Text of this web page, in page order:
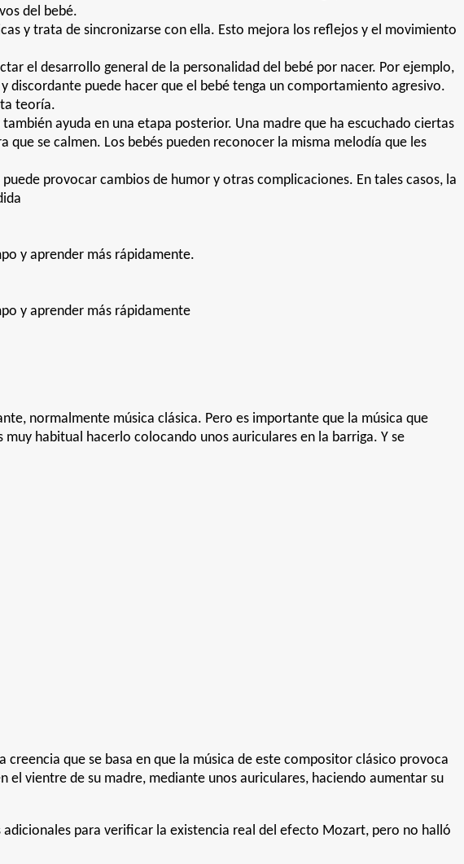
del bebé.
y trata de sincronizarse con ella. Esto mejora los reflejos y el movimiento
el desarrollo general de la personalidad del bebé por nacer. Por ejemplo,
discordante puede hacer que el bebé tenga un comportamiento agresivo.
teoría.
ayuda en una etapa posterior. Una madre que ha escuchado ciertas
se calmen. Los bebés pueden reconocer la misma melodía que les
provocar cambios de humor y otras complicaciones. En tales casos, la
y aprender más rápidamente.
y aprender más rápidamente
normalmente música clásica. Pero es importante que la música que
habitual hacerlo colocando unos auriculares en la barriga. Y se
que se basa en que la música de este compositor clásico provoca
vientre de su madre, mediante unos auriculares, haciendo aumentar su
para verificar la existencia real del efecto Mozart, pero no halló